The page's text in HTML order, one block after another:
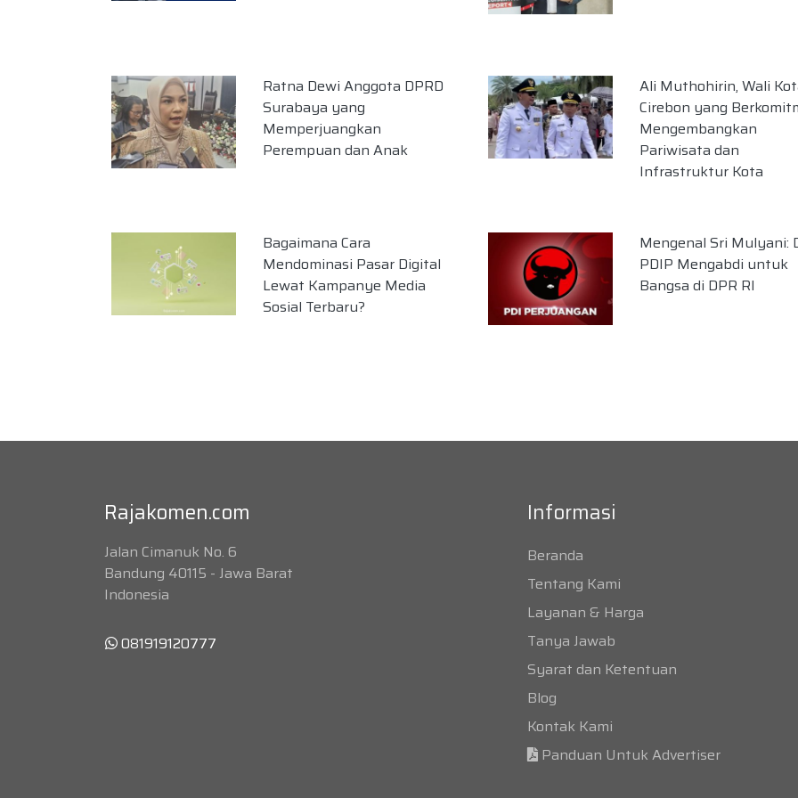
Ratna Dewi Anggota DPRD
Surabaya yang
Memperjuangkan
Perempuan dan Anak
Ali Muthohirin, Wali
Cirebon yang
Mengembangkan
Pariwisata dan
Infrastruktur Kota
Bagaimana Cara
Mendominasi Pasar Digital
Lewat Kampanye Media
Sosial Terbaru?
Mengenal Sri Mulyani:
PDIP Mengabdi untuk
Bangsa di DPR RI
Rajakomen.com
Jalan Cimanuk No. 6
Bandung 40115 - Jawa Barat
Indonesia
081919120777
Informasi
Beranda
Tentang Kami
Layanan & Harga
Tanya Jawab
Syarat dan Ketentuan
Blog
Kontak Kami
Panduan Untuk Advertiser